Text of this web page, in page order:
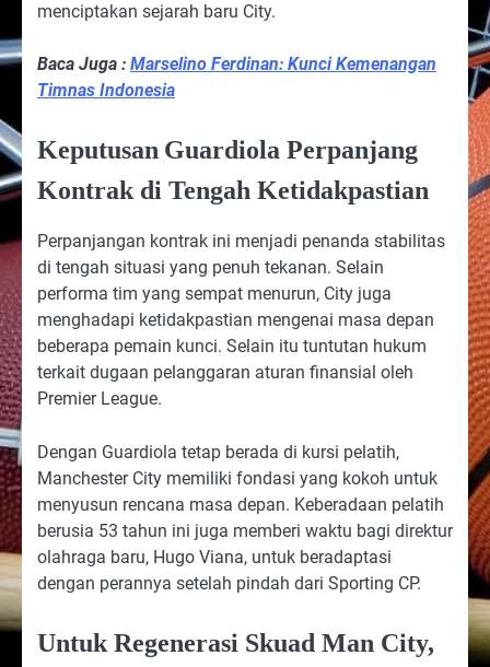
menciptakan sejarah baru City.
Baca Juga : Marselino Ferdinan: Kunci Kemenangan
Timnas Indonesia
Keputusan Guardiola Perpanjang
Kontrak di Tengah Ketidakpastian
Perpanjangan kontrak ini menjadi penanda stabilitas
di tengah situasi yang penuh tekanan. Selain
performa tim yang sempat menurun, City juga
menghadapi ketidakpastian mengenai masa depan
beberapa pemain kunci. Selain itu tuntutan hukum
terkait dugaan pelanggaran aturan finansial oleh
Premier League.
Dengan Guardiola tetap berada di kursi pelatih,
Manchester City memiliki fondasi yang kokoh untuk
menyusun rencana masa depan. Keberadaan pelatih
berusia 53 tahun ini juga memberi waktu bagi direktur
olahraga baru, Hugo Viana, untuk beradaptasi
dengan perannya setelah pindah dari Sporting CP.
Untuk Regenerasi Skuad Man City,